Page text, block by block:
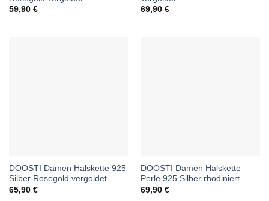
59,90 €
69,90 €
DOOSTI Damen Halskette 925
Silber Rosegold vergoldet
65,90 €
DOOSTI Damen Halskette
Perle 925 Silber rhodiniert
69,90 €